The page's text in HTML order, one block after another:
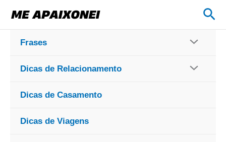
para
conteúdo
Frases
Dicas de Relacionamento
Dicas de Casamento
Dicas de Viagens